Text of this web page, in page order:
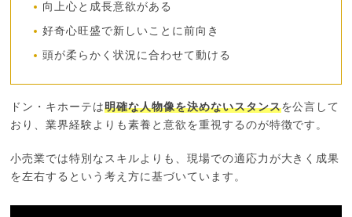
向上心と成長意欲がある
好奇心旺盛で新しいことに前向き
頭が柔らかく状況に合わせて動ける
ドン・キホーテは明確な人物像を決めないスタンスを公言して
おり、業界経験よりも素養と意欲を重視するのが特徴です。
小売業では特別なスキルよりも、現場での適応力が大きく成果
を左右するという考え方に基づいています。